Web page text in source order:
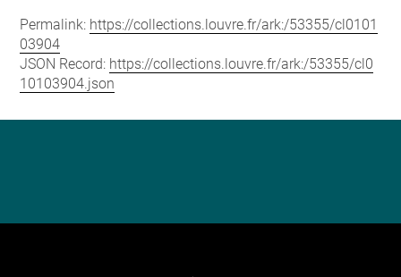
Permalink: https://collections.louvre.fr/ark:/53355/cl0101
03904
JSON Record: https://collections.louvre.fr/ark:/53355/cl0
10103904.json